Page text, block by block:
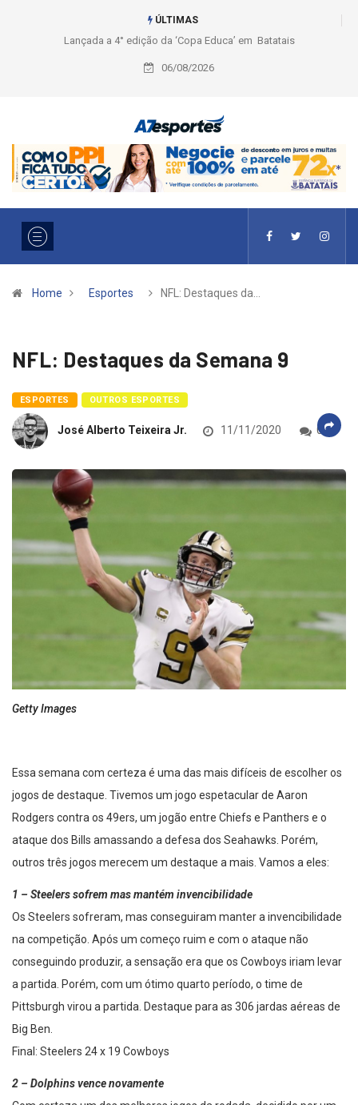
ÚLTIMAS
Liga 2026: Equipes rompem com a LABE na Série Ouro e entidade define
a 2° fase, times e formato
06/08/2026
Home Esportes NFL: Destaques da…
NFL: Destaques da Semana 9
ESPORTES OUTROS ESPORTES
José Alberto Teixeira Jr. 11/11/2020 0
Getty Images
Essa semana com certeza é uma das mais difíceis de escolher os
jogos de destaque. Tivemos um jogo espetacular de Aaron
Rodgers contra os 49ers, um jogão entre Chiefs e Panthers e o
ataque dos Bills amassando a defesa dos Seahawks. Porém,
outros três jogos merecem um destaque a mais. Vamos a eles:
1 – Steelers sofrem mas mantém invencibilidade
Os Steelers sofreram, mas conseguiram manter a invencibilidade
na competição. Após um começo ruim e com o ataque não
conseguindo produzir, a sensação era que os Cowboys iriam levar
a partida. Porém, com um ótimo quarto período, o time de
Pittsburgh virou a partida. Destaque para as 306 jardas aéreas de
Big Ben.
Final: Steelers 24 x 19 Cowboys
2 – Dolphins vence novamente